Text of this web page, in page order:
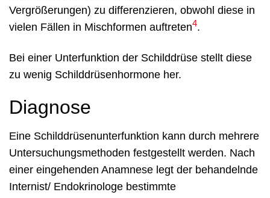
Vergrößerungen) zu differenzieren, obwohl diese in
vielen Fällen in Mischformen auftreten4.
Bei einer Unterfunktion der Schilddrüse stellt diese
zu wenig Schilddrüsenhormone her.
Diagnose
Eine Schilddrüsenunterfunktion kann durch mehrere
Untersuchungsmethoden festgestellt werden. Nach
einer eingehenden Anamnese legt der behandelnde
Internist/ Endokrinologe bestimmte